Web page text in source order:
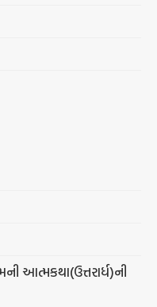
આત્મકથા(ઉત્તરાર્ધ)ની